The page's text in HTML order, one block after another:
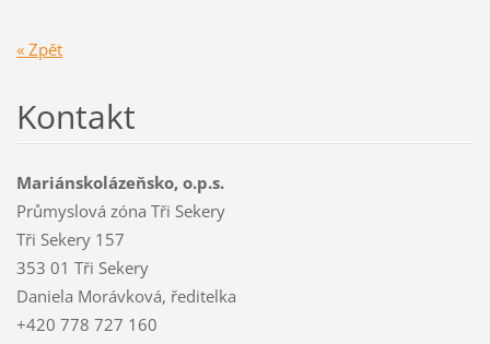
« Zpět
Kontakt
Mariánskolázeňsko, o.p.s.
Průmyslová zóna Tři Sekery
Tři Sekery 157
353 01 Tři Sekery
Daniela Morávková, ředitelka
+420 778 727 160